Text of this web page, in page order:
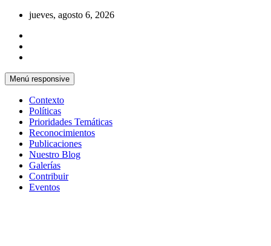
Saltar
contenido
jueves, agosto 6, 2026
Menú responsive
Contexto
Políticas
Prioridades Temáticas
Reconocimientos
Publicaciones
Nuestro Blog
Galerías
Contribuir
Eventos